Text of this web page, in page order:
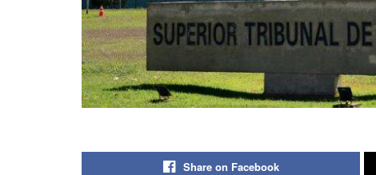
Share on Facebook